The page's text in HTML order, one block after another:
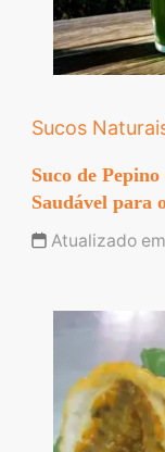
Sucos
Suco de
Saudável para
Atualizado em